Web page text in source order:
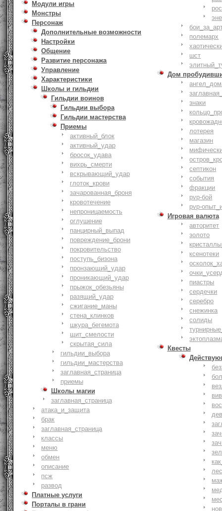
Модули игры
Монстры
Персонаж
Дополнительные возможности
Настройки
Общение
Развитие персонажа
Управление
Характеристики
Школы и гильдии
Гильдии воинов
Гильдии выбора
Гильдии мастерства
Приемы
активный_блок
активный_удар
бросок_удава
вихрь_смерти
вскрывающий_удар
глоток_крови
зачарованная_броня
кровотечение
непроницаемость
оглушение
панцирный_выпад
повреждение_брони
покровительство
поступь_бизона
пронзающий_удар
проникающий_удар
прыжок_обезьяны
разящий_удар
сжигание_маны
стена_клинков
шкура_бегемота
щит_смелости
cкрытая_сила
гильдии_выбора
гильдии_мастерства
заглавная_страница
приемы
Школы магии
заглавная_страница
атака_и_защита
брак
заглавная_страница
классы
меню
обмен
описание
псж
развод
Платные услуги
Порталы в грани
полемарх
шст
Дом
знаки
лотерея
магазин
септикон
события
фракции
pvp-бой
pvp-
Игровая валюта
авторитет
золото
ксенотеки
пиастры
сердечки
серебро
снежинка
солиды
Квесты